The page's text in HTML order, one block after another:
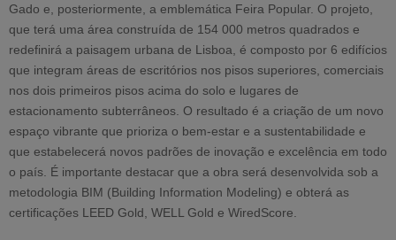
Gado e, posteriormente, a emblemática Feira Popular. O projeto,
que terá uma área construída de 154 000 metros quadrados e
redefinirá a paisagem urbana de Lisboa, é composto por 6 edifícios
que integram áreas de escritórios nos pisos superiores, comerciais
nos dois primeiros pisos acima do solo e lugares de
estacionamento subterrâneos. O resultado é a criação de um novo
espaço vibrante que prioriza o bem-estar e a sustentabilidade e
que estabelecerá novos padrões de inovação e excelência em todo
o país. É importante destacar que a obra será desenvolvida sob a
metodologia BIM (Building Information Modeling) e obterá as
certificações LEED Gold, WELL Gold e WiredScore.